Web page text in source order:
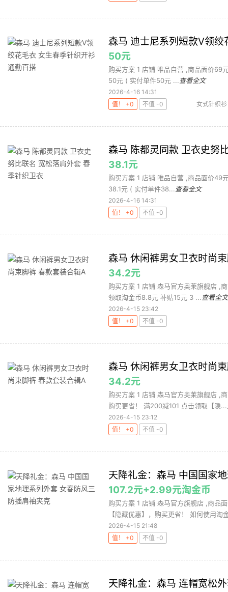
森马 迪士尼系列短款V领
50元
购买方案 1 店铺 唯品自营 ,商品面价69
50元 ( 实付单件50元 ... 查看全文
2026-4-16 14:31
值！ +0
不值 -0 女式针织衫
森马 陈都灵同款 卫衣史努
38.1元
购买方案 1 店铺 唯品自营 ,商品面价49
38.1元 ( 实付单件38... 查看全文
2026-4-16 14:31
值！ +0
不值 -0
森马 休闲裤男女卫衣时尚
34.2元
购买方案 1 店铺 森马官方奥莱旗舰店 ,
领取淘金币8.8元 补贴15元 3 ... 查看全文
2026-4-15 23:42
值！ +0
不值 -0
森马 休闲裤男女卫衣时尚
34.2元
购买方案 1 店铺 森马官方奥莱旗舰店 ,
购买更省！ 满200减101 点击领取【隐...
2026-4-15 23:12
值！ +0
不值 -0
天降礼金：森马 中国国家
107.2元+2.99元淘金币
购买方案 1 店铺 森马官方旗舰店 ,商品
【隐藏优惠】，购买更省！ 如何使用淘
2026-4-15 21:48
值！ +0
不值 -0
天降礼金：森马 连帽宽松